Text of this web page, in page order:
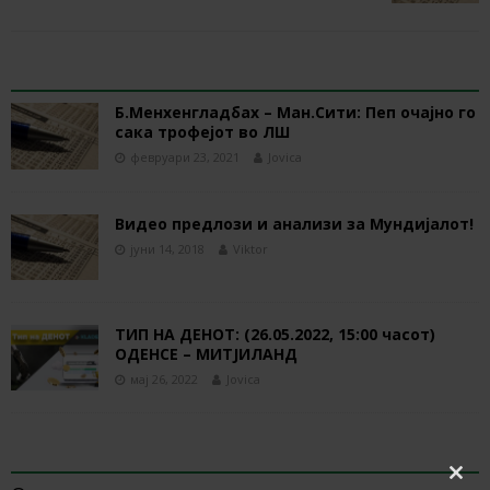
Б.Менхенгладбах – Ман.Сити: Пеп очајно го
сака трофејот во ЛШ
февруари 23, 2021 Jovica
Видео предлози и анализи за Мундијалот!
јуни 14, 2018 Viktor
ТИП НА ДЕНОТ: (26.05.2022, 15:00 часот)
ОДЕНСЕ – МИТЈИЛАНД
мај 26, 2022 Jovica